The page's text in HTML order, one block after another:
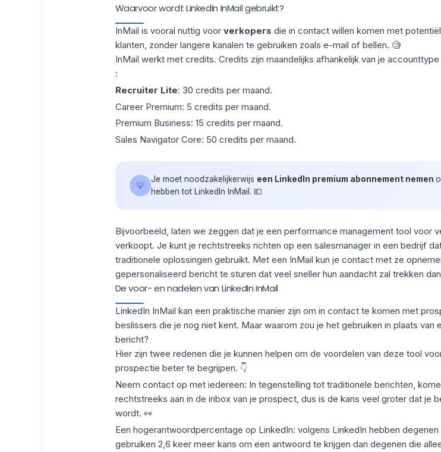
Waarvoor wordt LinkedIn InMail gebruikt?
InMail is vooral nuttig voor verkopers die in contact willen komen met
klanten, zonder langere kanalen te gebruiken zoals e-mail of bellen. 🧐
InMail werkt met credits. Credits zijn maandelijks afhankelijk van je accounttype
:
Recruiter Lite: 30 credits per maand.
Career Premium: 5 credits per maand.
Premium Business: 15 credits per maand.
Sales Navigator Core: 50 credits per maand.
💡
Je moet noodzakelijkerwijs een LinkedIn premium abonnement nemen
hebben tot LinkedIn InMail. 💶
Bijvoorbeeld, laten we zeggen dat je een performance management tool voor
verkoopt. Je kunt je rechtstreeks richten op een salesmanager in een bedrijf
traditionele oplossingen gebruikt. Met een InMail kun je contact met ze
gepersonaliseerd bericht te sturen dat veel sneller hun aandacht zal trekken
De voor- en nadelen van LinkedIn InMail
LinkedIn InMail kan een praktische manier zijn om in contact te komen met
beslissers die je nog niet kent. Maar waarom zou je het gebruiken in plaats van
bericht?
Hier zijn twee redenen die je kunnen helpen om de voordelen van deze tool
prospectie beter te begrijpen. 👇
Neem contact op met iedereen: In tegenstelling tot traditionele berichten,
rechtstreeks aan in de inbox van je prospect, dus is de kans veel groter dat je
wordt. 👀
Een hogerantwoordpercentage op LinkedIn: volgens LinkedIn hebben degenen
gebruiken 2,6 keer meer kans om een antwoord te krijgen dan degenen die